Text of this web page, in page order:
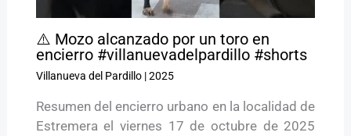
⚠️ Mozo alcanzado por un toro en
encierro #villanuevadelpardillo #shorts
Villanueva del Pardillo|2025
Resumen del encierro urbano en la localidad de
Estremera el viernes 17 de octubre de 2025